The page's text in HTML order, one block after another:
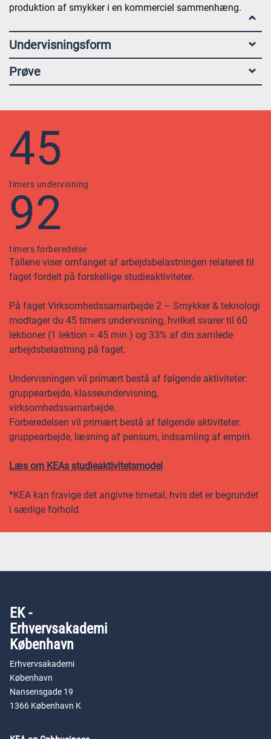
produktion af smykker i en kommerciel sammenhæng.
Undervisningsform
Prøve
45
timers undervisning
92
timers forberedelse
Tallene viser omfanget af arbejdsbelastningen relateret til
faget fordelt på forskellige studieaktiviteter.
På faget Virksomhedssamarbejde 2 – Smykker & teknologi
modtager du 45 timers undervisning, hvilket svarer til 60
lektioner (1 lektion = 45 min.) og 33% af din samlede
arbejdsbelastning på faget.
Undervisningen vil primært bestå af følgende aktiviteter:
gruppearbejde, klasseundervisning,
virksomhedssamarbejde.
Forberedelsen vil primært bestå af følgende aktiviteter:
gruppearbejde, læsning af pensum, indsamling af empiri.
Læs om KEAs studieaktivitetsmodel
*KEA kan fravige det angivne timetal, hvis det er begrundet
i særlige forhold.
EK -
Erhvervsakademi
København
Erhvervsakademi
København
Nansensgade 19
1366 København K